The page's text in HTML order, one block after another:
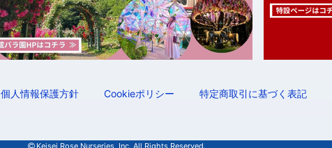
個人情報保護方針 Cookieポリシー 特定商取引に基づく表記
Keisei Rose Nurseries, Inc. All Rights Reserved.